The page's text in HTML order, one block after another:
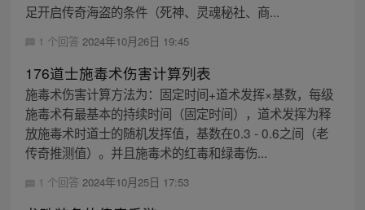
足开启传奇海盗的条件（死神、灵魂秘社、商...
1 个回答 2024年10月26日 19:45
176道士施毒术伤害计算列表
施毒术伤害计算方法为：固定时间+道术发挥×基数，每级
施毒术有最基本的持续时间（固定时间），道术发挥为释
放施毒术时道士的随机发挥值，基数在0.3 - 0.6之间（老
传奇推测值）。并且施毒术的红毒和绿毒伤...
1 个回答 2024年10月25日 17:53